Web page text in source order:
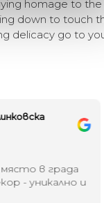
homage to
down to touch
delicacy go to
в града
- уникално и